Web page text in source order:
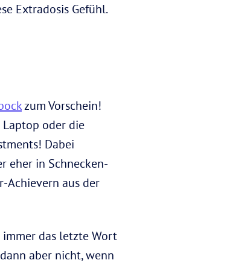
Extradosis Gefühl.
zum Vorschein!
Laptop oder die
Dabei
eher in Schnecken-
Achievern aus der
das letzte Wort
aber nicht, wenn